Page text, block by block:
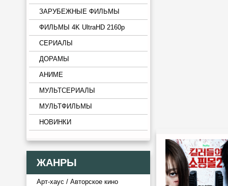
ЗАРУБЕЖНЫЕ ФИЛЬМЫ
ФИЛЬМЫ 4K UltraHD 2160p
СЕРИАЛЫ
ДОРАМЫ
АНИМЕ
МУЛЬТСЕРИАЛЫ
МУЛЬТФИЛЬМЫ
НОВИНКИ
ЖАНРЫ
Арт-хаус / Авторское кино